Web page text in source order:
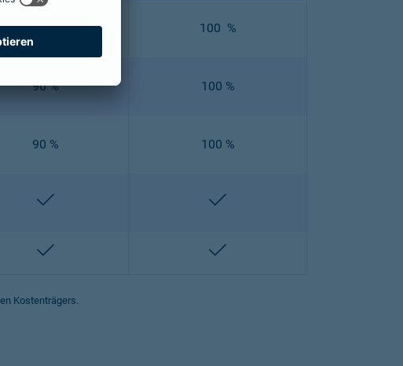
90 % 100 %
90 % 100 %
90 % 100 %
enthalten
enthalten
Kostenträgers.